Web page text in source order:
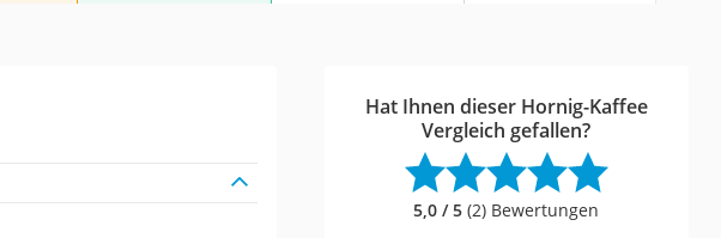
Hat Ihnen dieser Hornig-Kaffee
Vergleich gefallen?
5,0 / 5 (2) Bewertungen